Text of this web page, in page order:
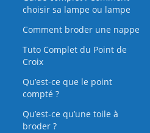
choisir sa lampe ou lampe
Comment broder une nappe
Tuto Complet du Point de
Croix
Qu’est-ce que le point
compté ?
Qu’est‑ce qu’une toile à
broder ?